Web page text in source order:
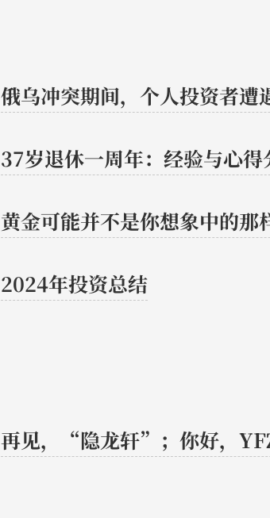
俄乌冲突期间，个人投资者遭
37岁退休一周年：经验与心得
黄金可能并不是你想象中的那
2024年投资总结
再见，“隐龙轩”；你好，